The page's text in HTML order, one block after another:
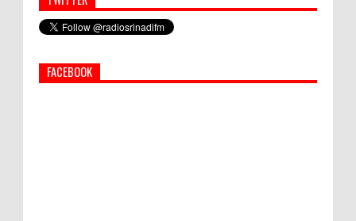
Simbol Persahabatan, RI Bangun Islamic Centre di
Afghanistan
PEMKAB KLUNGKUNG GELAR PASAR
FACEBOOK